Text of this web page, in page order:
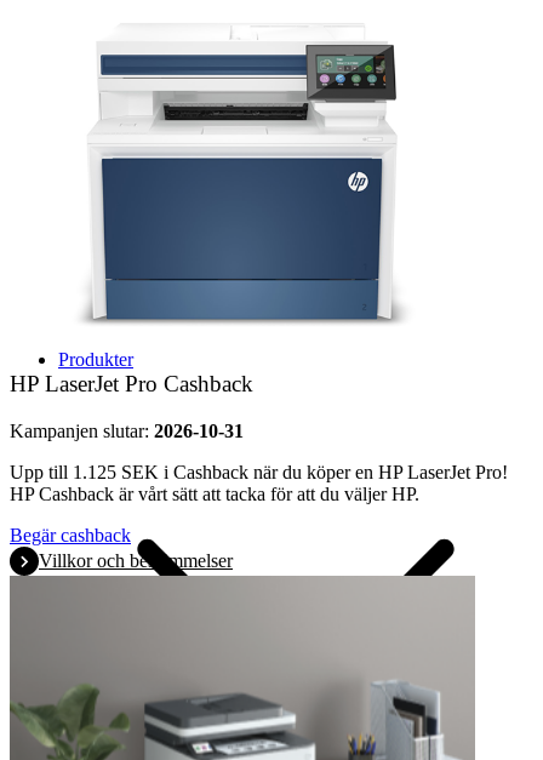
Produkter
HP LaserJet Pro Cashback
Kampanjen slutar: 2026-10-31
Upp till 1.125 SEK i Cashback när du köper en HP LaserJet Pro!
HP Cashback är vårt sätt att tacka för att du väljer HP.
Begär cashback
Villkor och bestämmelser